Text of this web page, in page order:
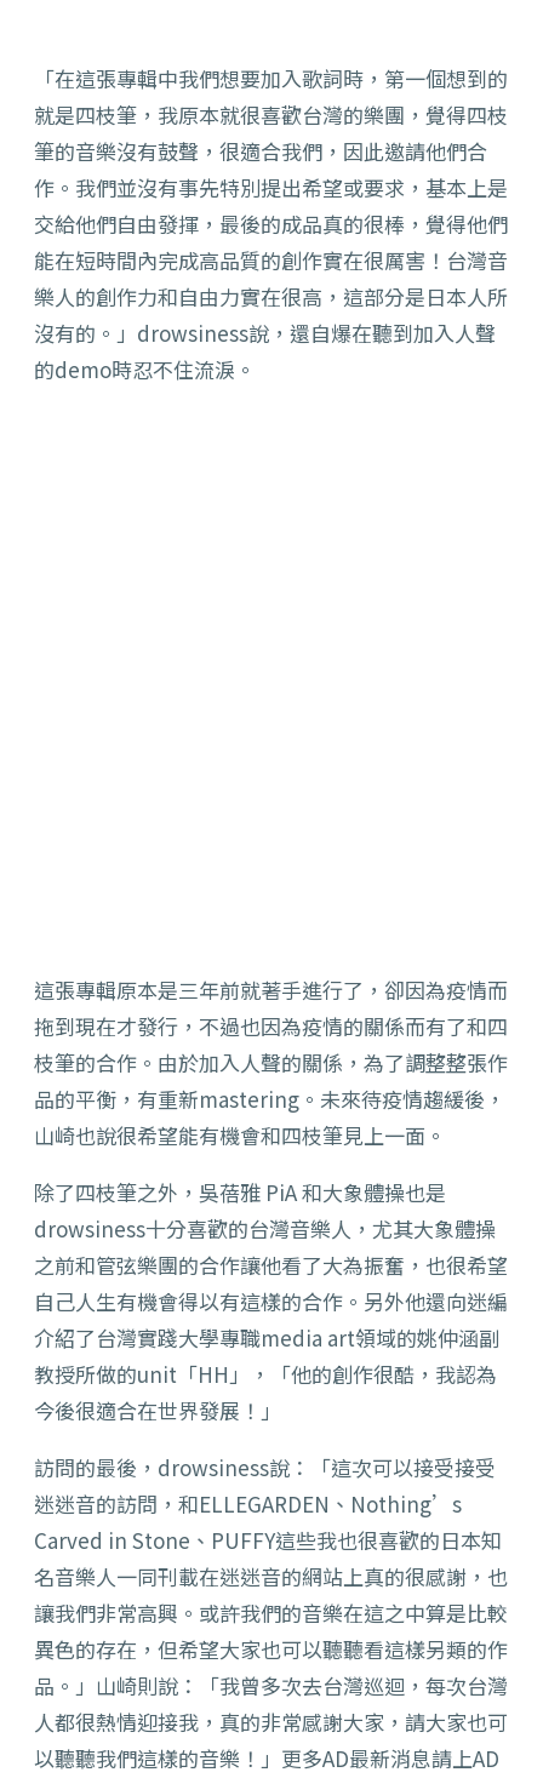
「在這張專輯中我們想要加入歌詞時，第一個想到的
就是四枝筆，我原本就很喜歡台灣的樂團，覺得四枝
筆的音樂沒有鼓聲，很適合我們，因此邀請他們合
作。我們並沒有事先特別提出希望或要求，基本上是
交給他們自由發揮，最後的成品真的很棒，覺得他們
能在短時間內完成高品質的創作實在很厲害！台灣音
樂人的創作力和自由力實在很高，這部分是日本人所
沒有的。」drowsiness說，還自爆在聽到加入人聲
的demo時忍不住流淚。
這張專輯原本是三年前就著手進行了，卻因為疫情而
拖到現在才發行，不過也因為疫情的關係而有了和四
枝筆的合作。由於加入人聲的關係，為了調整整張作
品的平衡，有重新mastering。未來待疫情趨緩後，
山崎也說很希望能有機會和四枝筆見上一面。
除了四枝筆之外，吳蓓雅 PiA 和大象體操也是
drowsiness十分喜歡的台灣音樂人，尤其大象體操
之前和管弦樂團的合作讓他看了大為振奮，也很希望
自己人生有機會得以有這樣的合作。另外他還向迷編
介紹了台灣實踐大學專職media art領域的姚仲涵副
教授所做的unit「HH」，「他的創作很酷，我認為
今後很適合在世界發展！」
訪問的最後，drowsiness說：「這次可以接受接受
迷迷音的訪問，和ELLEGARDEN、Nothing’s
Carved in Stone、PUFFY這些我也很喜歡的日本知
名音樂人一同刊載在迷迷音的網站上真的很感謝，也
讓我們非常高興。或許我們的音樂在這之中算是比較
異色的存在，但希望大家也可以聽聽看這樣另類的作
品。」山崎則說：「我曾多次去台灣巡迴，每次台灣
人都很熱情迎接我，真的非常感謝大家，請大家也可
以聽聽我們這樣的音樂！」更多AD最新消息請上AD